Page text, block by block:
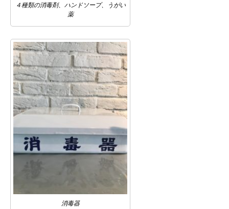
４種類の消毒剤、ハンドソープ、うがい
薬
消毒器